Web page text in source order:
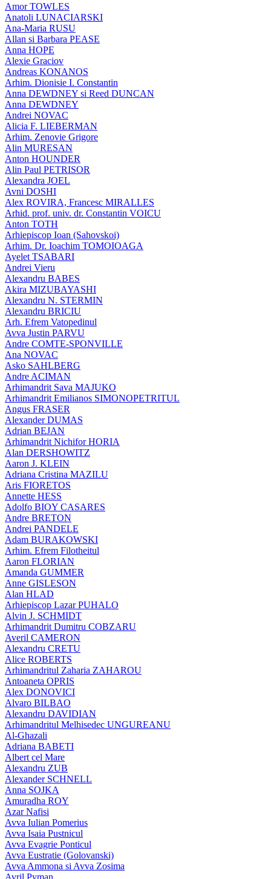
Amor TOWLES
Anatoli LUNACIARSKI
Ana-Maria RUSU
Allan si Barbara PEASE
Anna HOPE
Alexie Graciov
Andreas KONANOS
Arhim. Dionisie I. Constantin
Anna DEWDNEY si Reed DUNCAN
Anna DEWDNEY
Andrei NOVAC
Alicia F. LIEBERMAN
Arhim. Zenovie Grigore
Alin MURESAN
Anton HOUNDER
Alin Paul PETRISOR
Alexandra JOEL
Avni DOSHI
Alex ROVIRA, Francesc MIRALLES
Arhid. prof. univ. dr. Constantin VOICU
Anton TOTH
Arhiepiscop Ioan (Sahovskoi)
Arhim. Dr. Ioachim TOMOIOAGA
Ayelet TSABARI
Andrei Vieru
Alexandru BABES
Akira MIZUBAYASHI
Alexandru N. STERMIN
Alexandru BRICIU
Arh. Efrem Vatopedinul
Avva Justin PARVU
Andre COMTE-SPONVILLE
Ana NOVAC
Asko SAHLBERG
Andre ACIMAN
Arhimandrit Sava MAJUKO
Arhimandrit Emilianos SIMONOPETRITUL
Angus FRASER
Alexander DUMAS
Adrian BEJAN
Arhimandrit Nichifor HORIA
Alan DERSHOWITZ
Aaron J. KLEIN
Adriana Cristina MAZILU
Aris FIORETOS
Annette HESS
Adolfo BIOY CASARES
Andre BRETON
Andrei PANDELE
Adam BURAKOWSKI
Arhim. Efrem Filotheitul
Aaron FLORIAN
Amanda GUMMER
Anne GISLESON
Alan HLAD
Arhiepiscop Lazar PUHALO
Alvin J. SCHMIDT
Arhimandrit Dumitru COBZARU
Averil CAMERON
Alexandru CRETU
Alice ROBERTS
Arhimandritul Zaharia ZAHAROU
Antoaneta OPRIS
Alex DONOVICI
Alvaro BILBAO
Alexandru DAVIDIAN
Arhimandritul Melhisedec UNGUREANU
Al-Ghazali
Adriana BABETI
Albert cel Mare
Alexandru ZUB
Alexander SCHNELL
Anna SOJKA
Amuradha ROY
Azar Nafisi
Avva Iulian Pomerius
Avva Isaia Pustnicul
Avva Evagrie Ponticul
Avva Eustratie (Golovanski)
Avva Ammona si Avva Zosima
Avril Pyman